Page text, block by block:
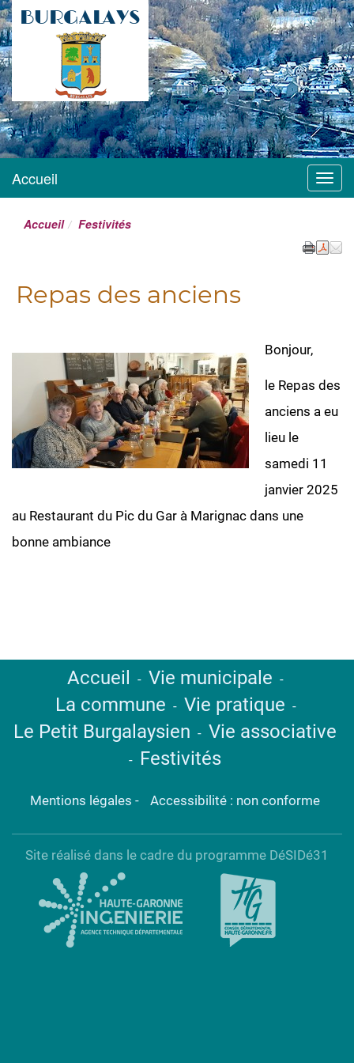
BURGALAYS
Site officiel mairie
Burgalays
Menu
Accueil
Accueil Festivités
Repas des anciens
Bonjour,
le Repas des
anciens a eu
lieu le
samedi 11
janvier 2025
au Restaurant du Pic du Gar à Marignac dans une
bonne ambiance
Accueil - Vie municipale -
La commune - Vie pratique -
Le Petit Burgalaysien - Vie associative
- Festivités
Mentions légales - Accessibilité : non conforme
Site réalisé dans le cadre du programme DéSIDé31